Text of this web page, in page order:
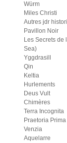
Würm
Miles Christi
Autres jdr
Pavillon Noir
Les Secrets de
Sea)
Yggdrasill
Qin
Keltia
Hurlements
Deus Vult
Chimères
Terra Incognita
Praetoria Prima
Venzia
Aquelarre